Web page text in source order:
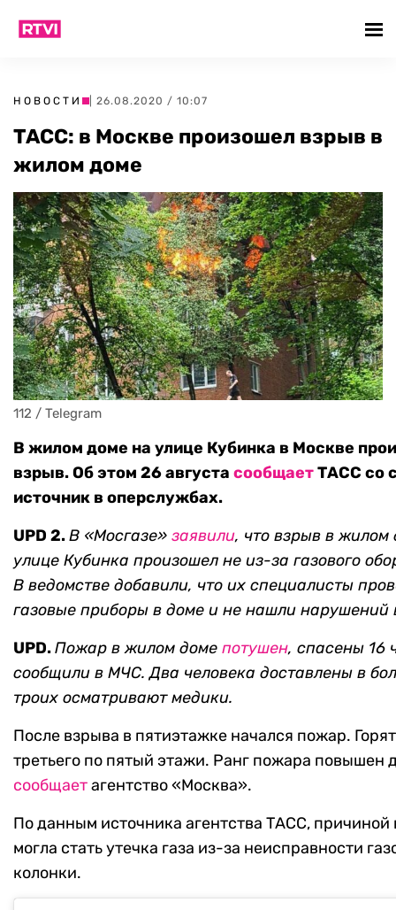
НОВОСТИ | 26.08.2020 / 10:07
ТАСС: в Москве произошел взрыв в
жилом доме
112 / Telegram
В жилом доме на улице Кубинка в Москве
взрыв. Об этом 26 августа сообщаетТАСС со
источник в оперслужбах.
UPD 2.В «Мосгазе» заявили, что взрыв в жилом
улице Кубинка произошел не из-за газового
В ведомстве добавили, что их специалисты
газовые приборы в доме и не нашли нарушений
UPD.Пожар в жилом доме потушен, спасены 16
сообщили в МЧС. Два человека доставлены в
троих осматривают медики.
После взрыва в пятиэтажке начался пожар.
третьего по пятый этажи. Ранг пожара повышен
сообщаетагентство «Москва».
По данным источника агентства ТАСС, причиной
могла стать утечка газа из-за неисправности
колонки.